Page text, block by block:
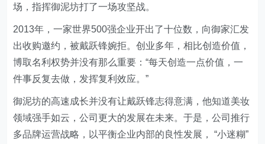
场，指挥御泥坊打了一场攻坚战。
2013年，一家世界500强企业开出了十位数，向御家汇发
出收购邀约，被戴跃锋婉拒。创业多年，相比创造价值，
博取名利权势并没有那么重要：“每天创造一点价值，一
件事反复去做，发挥复利效应。”
御泥坊的高速成长并没有让戴跃锋志得意满，他知道美妆
领域强手如云，公司更大的发展在未来。于是，公司推行
多品牌运营战略，以平衡企业内部的良性发展， “小迷糊”